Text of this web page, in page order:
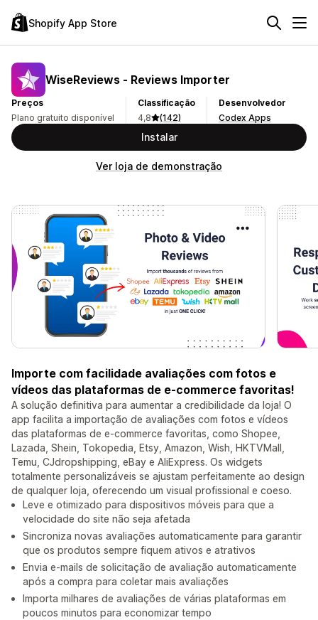
Shopify App Store
WiseReviews ‑ Reviews Importer
Preços
Plano gratuito disponível
Classificação
4,8
(142)
Desenvolvedor
Codex Apps
Instalar
Ver loja de demonstração
Importe com facilidade avaliações com fotos e
vídeos das plataformas de e-commerce favoritas!
A solução definitiva para aumentar a credibilidade da loja! O
app facilita a importação de avaliações com fotos e vídeos
das plataformas de e-commerce favoritas, como Shopee,
Lazada, Shein, Tokopedia, Etsy, Amazon, Wish, HKTVMall,
Temu, CJdropshipping, eBay e AliExpress. Os widgets
totalmente personalizáveis se ajustam perfeitamente ao design
de qualquer loja, oferecendo um visual profissional e coeso.
Leve e otimizado para dispositivos móveis para que a
velocidade do site não seja afetada
Sincroniza novas avaliações automaticamente para garantir
que os produtos sempre fiquem ativos e atrativos
Envia e-mails de solicitação de avaliação automaticamente
após a compra para coletar mais avaliações
Importa milhares de avaliações de várias plataformas em
poucos minutos para economizar tempo